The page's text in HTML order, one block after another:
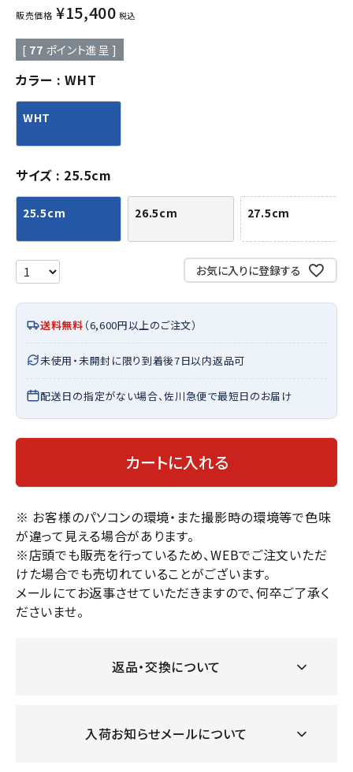
販売価格 ¥15,400 税込
[ 77 ポイント進呈 ]
カラー WHT
WHT
サイズ 25.5cm
25.5cm 26.5cm 27.5cm
お気に入りに登録する
送料無料 （6,600円以上のご注文）
未使用・未開封に限り到着後7日以内返品可
配送日の指定がない場合、佐川急便で最短日のお届け
カートに入れる
※ お客様のパソコンの環境・また撮影時の環境等で色味
が違って見える場合があります。
※店頭でも販売を行っているため、WEBでご注文いただ
けた場合でも売切れていることがございます。
メールにてお返事させていただきますので、何卒ご了承く
ださいませ。
返品・交換について
入荷お知らせメールについて